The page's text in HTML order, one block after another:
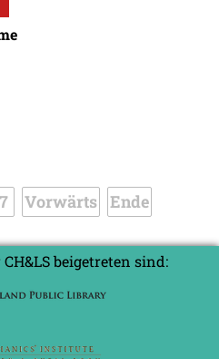
7 Vorwärts Ende
beigetreten sind: